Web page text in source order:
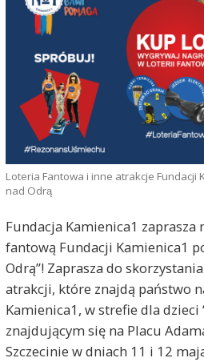
Loteria Fantowa i inne atrakcje Fundacji
nad Odrą
Fundacja Kamienica1 zaprasza
fantową Fundacji Kamienica1
Odrą”! Zaprasza do
atrakcji, które znajdą państwo
Kamienica1, w strefie dla dzieci
znajdującym się na Placu
Szczecinie w dniach 11 i 12